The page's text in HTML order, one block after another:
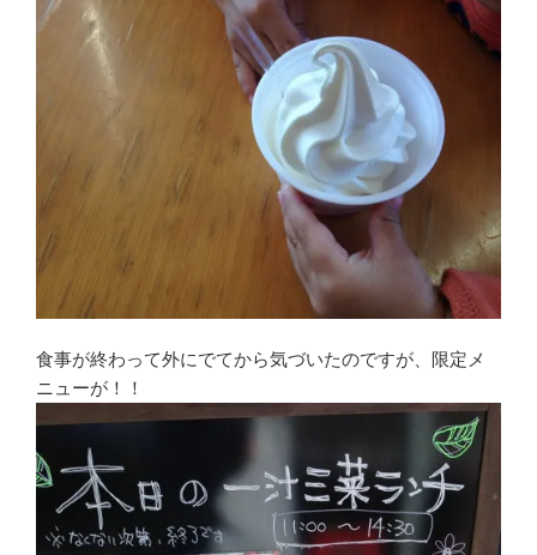
食事が終わって外にでてから気づいたのですが、限定メ
ニューが！！